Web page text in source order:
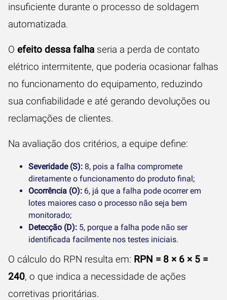
insuficiente durante o processo de soldagem
automatizada.
O efeito dessa falha seria a perda de contato
elétrico intermitente, que poderia ocasionar falhas
no funcionamento do equipamento, reduzindo
sua confiabilidade e até gerando devoluções ou
reclamações de clientes.
Na avaliação dos critérios, a equipe define:
Severidade (S): 8, pois a falha compromete
diretamente o funcionamento do produto final;
Ocorrência (O): 6, já que a falha pode ocorrer em
lotes maiores caso o processo não seja bem
monitorado;
Detecção (D): 5, porque a falha pode não ser
identificada facilmente nos testes iniciais.
O cálculo do RPN resulta em: RPN = 8 × 6 × 5 =
240, o que indica a necessidade de ações
corretivas prioritárias.